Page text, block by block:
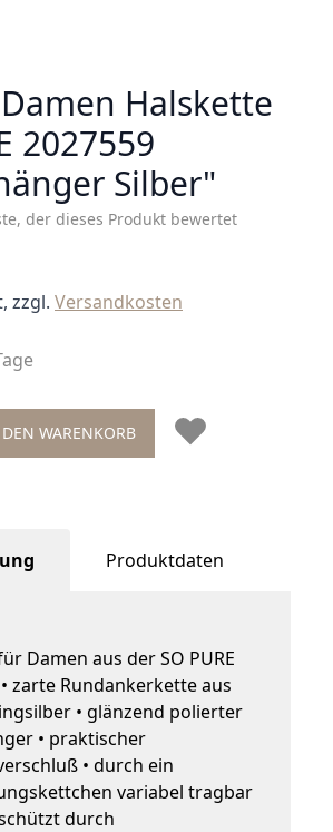
Halskette
2027559
Silber"
der dieses Produkt bewertet
zzgl. Versandkosten
WARENKORB
Produktdaten
Damen aus der SO PURE
zarte Rundankerkette aus
• glänzend polierter
• praktischer
• durch ein
variabel tragbar
durch